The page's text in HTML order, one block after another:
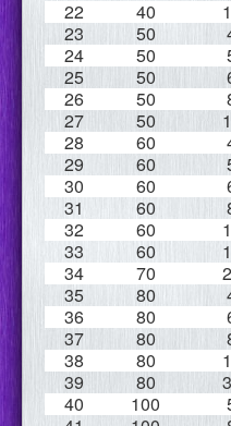
22
40
23
50
24
50
25
50
26
50
27
50
28
60
29
60
30
60
31
60
32
60
33
60
34
70
35
80
36
80
37
80
38
80
39
80
40
100